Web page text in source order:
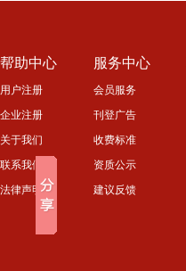
帮助中心
用户注册
企业注册
关于我们
联系我们
法律声明
服务中心
会员服务
刊登广告
收费标准
资质公示
建议反馈